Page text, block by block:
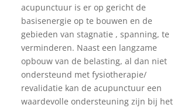
acupunctuur is er op gericht de
basisenergie op te bouwen en de
gebieden van stagnatie , spanning, te
verminderen. Naast een langzame
opbouw van de belasting, al dan niet
ondersteund met fysiotherapie/
revalidatie kan de acupunctuur een
waardevolle ondersteuning zijn bij het